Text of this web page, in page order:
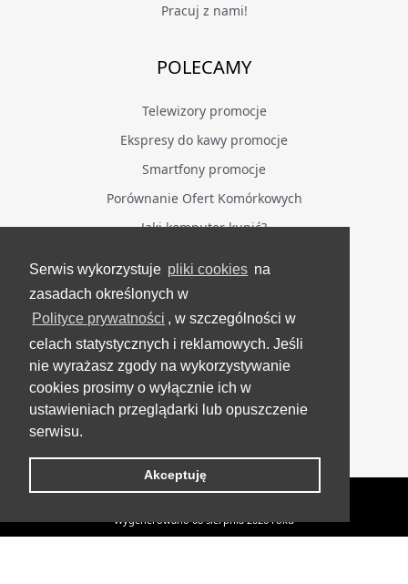
Serwis wykorzystuje pliki cookies na
zasadach określonych w
Polityce prywatności , w szczególności w
celach statystycznych i reklamowych. Jeśli
nie wyrażasz zgody na wykorzystywanie
cookies prosimy o wyłącznie ich w
ustawieniach przeglądarki lub opuszczenie
serwisu.
Akceptuję
Pracuj z nami!
POLECAMY
Telewizory promocje
Ekspresy do kawy promocje
Smartfony promocje
Porównanie Ofert Komórkowych
Jaki komputer kupić?
BĄDŹ NA BIEŻĄCO
Facebook
Grupa Testerzy Videotestów
YouTube
Twitter
VideoTesty.pl Wszelkie prawa zastrzeżone
Wygenerowano 08 sierpnia 2026 roku